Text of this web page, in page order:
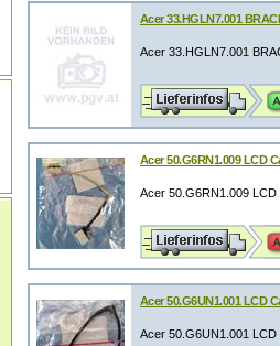
Acer 33.HGLN7.001
Acer 33.HGLN7.001
Acer 50.G6RN1.009 LCD
Acer 50.G6RN1.009
Acer 50.G6UN1.001 LCD
Acer 50.G6UN1.001